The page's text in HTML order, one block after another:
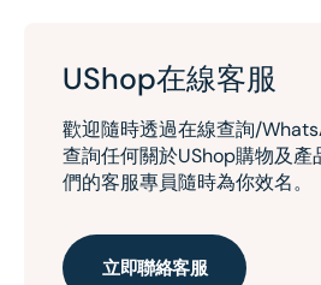
UShop在線客服
歡迎隨時透過在線查詢/
查詢任何關於UShop購物及產
們的客服專員隨時為你效名。
立即聯絡客服